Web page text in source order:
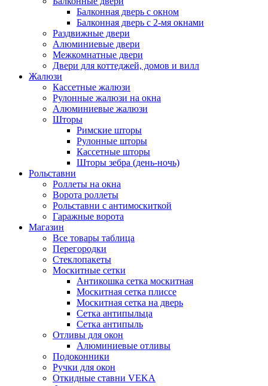
Балконная дверь с окном
Балконная дверь с 2-мя окнами
Раздвижные двери
Алюминиевые двери
Межкомнатные двери
Двери для коттеджей, домов и вилл
Жалюзи
Кассетные жалюзи
Рулонные жалюзи на окна
Алюминиевые жалюзи
Шторы
Римские шторы
Рулонные шторы
Кассетные шторы
Шторы зебра (день-ночь)
Рольставни
Роллеты на окна
Ворота роллеты
Рольставни с антимоскиткой
Гаражные ворота
Магазин
Все товары таблица
Перегородки
Стеклопакеты
Москитные сетки
Антикошка сетка москитная
Москитная сетка плиссе
Москитная сетка на дверь
Сетка антипыльца
Сетка антипыль
Отливы для окон
Алюминиевые отливы
Подоконники
Ручки для окон
Откидные ставни VEKA